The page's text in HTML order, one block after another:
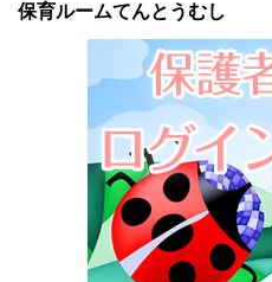
保育ルームてんとうむし